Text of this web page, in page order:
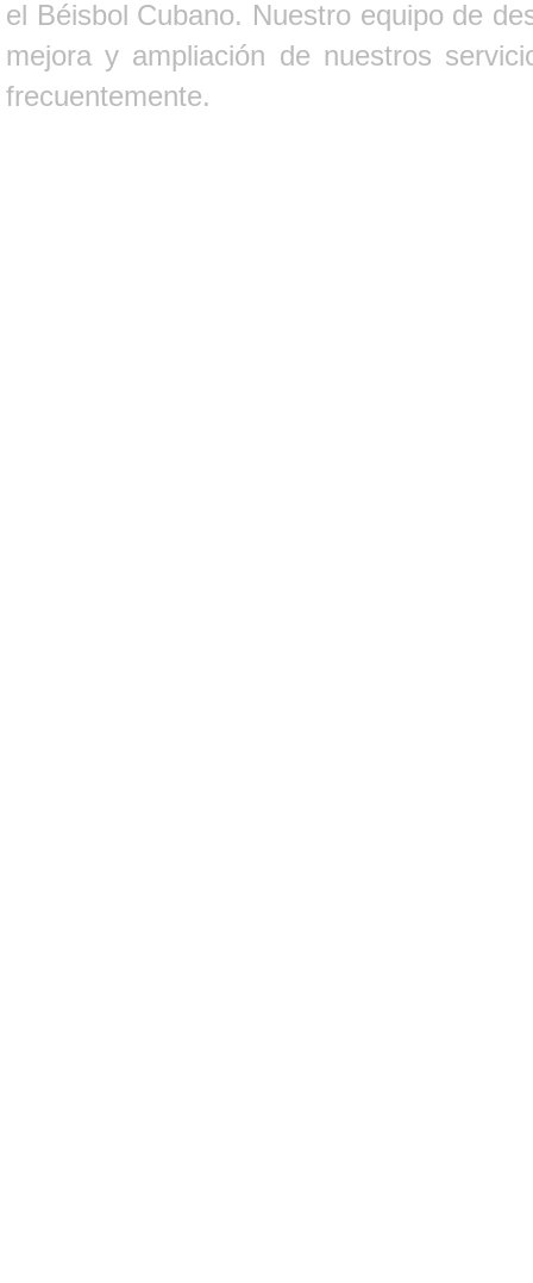
el Béisbol Cubano. Nuestro equipo de
mejora y ampliación de nuestros
frecuentemente.